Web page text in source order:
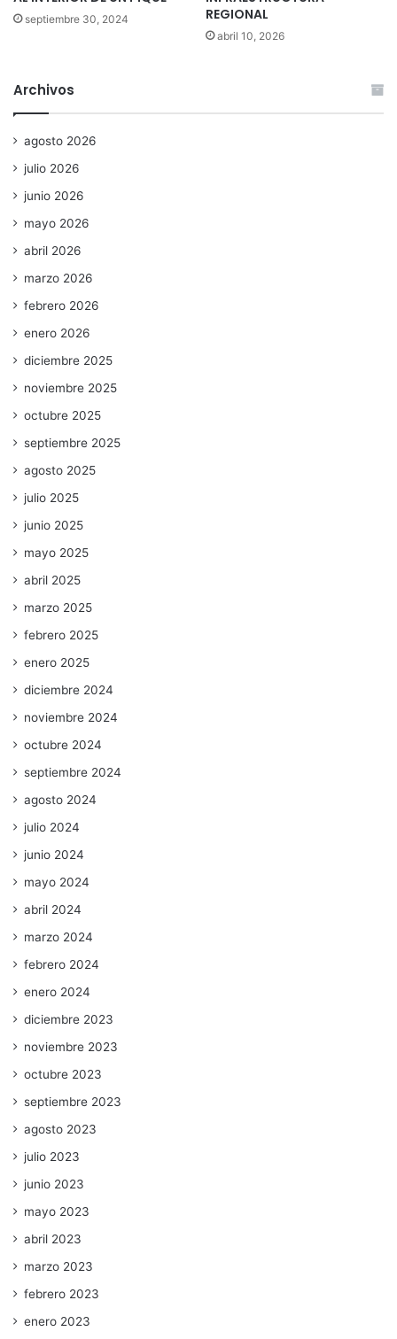
septiembre 30, 2024
REGIONAL
abril 10, 2026
Archivos
agosto 2026
julio 2026
junio 2026
mayo 2026
abril 2026
marzo 2026
febrero 2026
enero 2026
diciembre 2025
noviembre 2025
octubre 2025
septiembre 2025
agosto 2025
julio 2025
junio 2025
mayo 2025
abril 2025
marzo 2025
febrero 2025
enero 2025
diciembre 2024
noviembre 2024
octubre 2024
septiembre 2024
agosto 2024
julio 2024
junio 2024
mayo 2024
abril 2024
marzo 2024
febrero 2024
enero 2024
diciembre 2023
noviembre 2023
octubre 2023
septiembre 2023
agosto 2023
julio 2023
junio 2023
mayo 2023
abril 2023
marzo 2023
febrero 2023
enero 2023